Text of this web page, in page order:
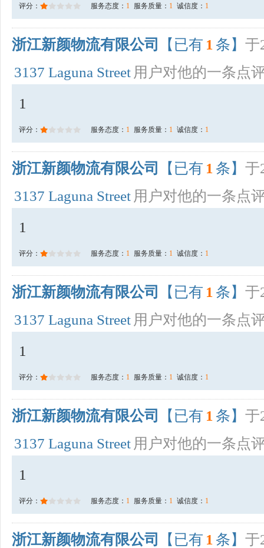
评分： 服务态度： 1 服务质量： 1 诚信度： 1
浙江新颜物流有限公司 【已有 1 条】 于
3137 Laguna Street 用户对他的一条点
1
评分： 服务态度： 1 服务质量： 1 诚信度： 1
浙江新颜物流有限公司 【已有 1 条】 于
3137 Laguna Street 用户对他的一条点
1
评分： 服务态度： 1 服务质量： 1 诚信度： 1
浙江新颜物流有限公司 【已有 1 条】 于
3137 Laguna Street 用户对他的一条点
1
评分： 服务态度： 1 服务质量： 1 诚信度： 1
浙江新颜物流有限公司 【已有 1 条】 于
3137 Laguna Street 用户对他的一条点
1
评分： 服务态度： 1 服务质量： 1 诚信度： 1
浙江新颜物流有限公司 【已有 1 条】 于